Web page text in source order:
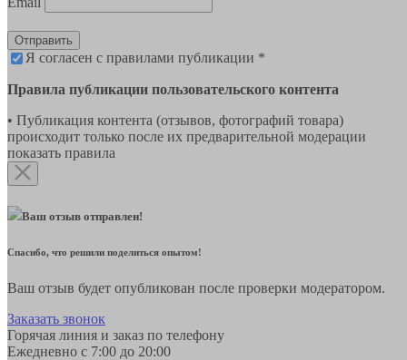
Отправить
Я согласен с правилами публикации *
Правила публикации пользовательского контента
• Публикация контента (отзывов, фотографий товара)
происходит только после их предварительной модерации
показать правила
Ваш отзыв отправлен!
Спасибо, что решили поделиться опытом!
Ваш отзыв будет опубликован после проверки модератором.
Заказать звонок
Горячая линия и заказ по телефону
Ежедневно с 7:00 до 20:00